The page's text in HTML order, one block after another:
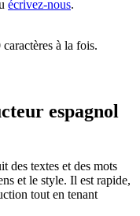
écrivez-nous.
caractères à la fois.
espagnol
des textes et des mots
et le style. Il est rapide,
tout en tenant